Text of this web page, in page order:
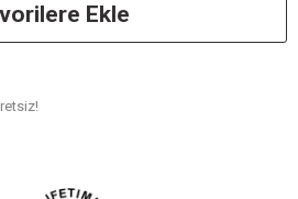
Ekle